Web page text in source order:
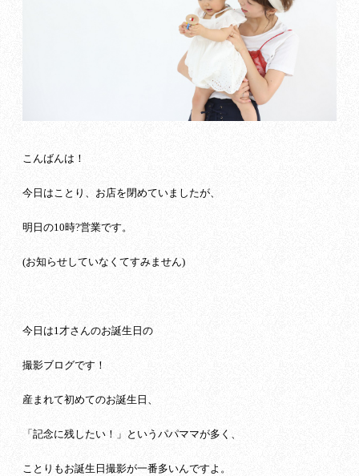
こんばんは！
今日はことり、お店を閉めていましたが、
明日の10時?営業です。
(お知らせしていなくてすみません)
今日は1才さんのお誕生日の
撮影ブログです！
産まれて初めてのお誕生日、
「記念に残したい！」というパパママが多く、
ことりもお誕生日撮影が一番多いんですよ。